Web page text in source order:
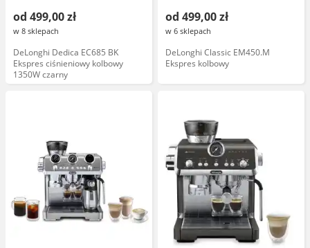
od 499,00 zł
w 8 sklepach
DeLonghi Dedica EC685 BK
Ekspres ciśnieniowy kolbowy
1350W czarny
od 499,00 zł
w 6 sklepach
DeLonghi Classic EM450.M
Ekspres kolbowy